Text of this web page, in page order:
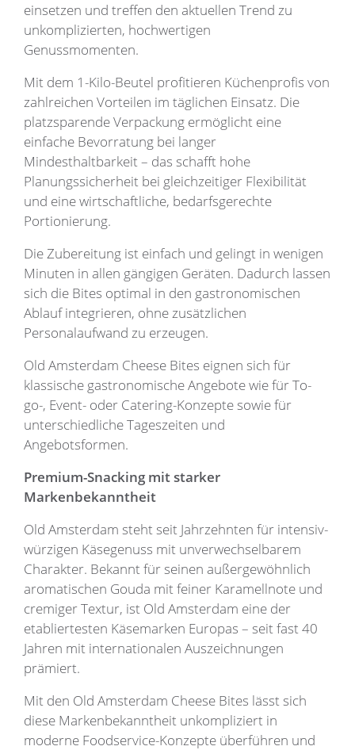
einsetzen und treffen den aktuellen Trend zu
unkomplizierten, hochwertigen
Genussmomenten.
Mit dem 1-Kilo-Beutel profitieren Küchenprofis von
zahlreichen Vorteilen im täglichen Einsatz. Die
platzsparende Verpackung ermöglicht eine
einfache Bevorratung bei langer
Mindesthaltbarkeit – das schafft hohe
Planungssicherheit bei gleichzeitiger Flexibilität
und eine wirtschaftliche, bedarfsgerechte
Portionierung.
Die Zubereitung ist einfach und gelingt in wenigen
Minuten in allen gängigen Geräten. Dadurch lassen
sich die Bites optimal in den gastronomischen
Ablauf integrieren, ohne zusätzlichen
Personalaufwand zu erzeugen.
Old Amsterdam Cheese Bites eignen sich für
klassische gastronomische Angebote wie für To-
go-, Event- oder Catering-Konzepte sowie für
unterschiedliche Tageszeiten und
Angebotsformen.
Premium-Snacking mit starker
Markenbekanntheit
Old Amsterdam steht seit Jahrzehnten für intensiv-
würzigen Käsegenuss mit unverwechselbarem
Charakter. Bekannt für seinen außergewöhnlich
aromatischen Gouda mit feiner Karamellnote und
cremiger Textur, ist Old Amsterdam eine der
etabliertesten Käsemarken Europas – seit fast 40
Jahren mit internationalen Auszeichnungen
prämiert.
Mit den Old Amsterdam Cheese Bites lässt sich
diese Markenbekanntheit unkompliziert in
moderne Foodservice-Konzepte überführen und